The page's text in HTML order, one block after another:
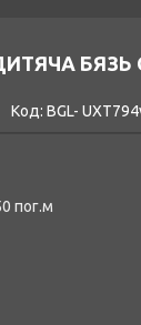
БЯЗЬ
Код: BGL-
пог.м